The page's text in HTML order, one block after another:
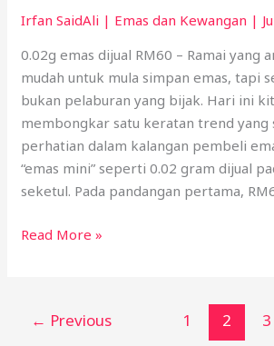
Irfan SaidAli | Emas dan Kewangan |
0.02g emas dijual RM60 – Ramai yang
mudah untuk mula simpan emas, tapi
bukan pelaburan yang bijak. Hari ini
membongkar satu keratan trend yang
perhatian dalam kalangan pembeli
“emas mini” seperti 0.02 gram dijual
seketul. Pada pandangan pertama,
Read More »
← Previous 1 2 3